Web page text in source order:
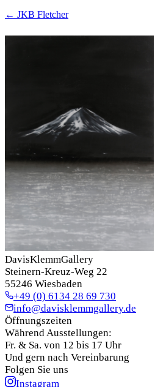
← JKB Fletcher
DavisKlemmGallery
Steinern-Kreuz-Weg 22
55246 Wiesbaden
+49 (0) 6134 28 69 730
info@davisklemmgallery.de
Öffnungszeiten
Während Ausstellungen:
Fr. & Sa. von 12 bis 17 Uhr
Und gern nach Vereinbarung
Folgen Sie uns
Instagram